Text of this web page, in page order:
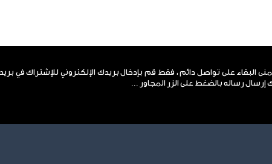
البقاء على تواصل دائم ، فقط قم بإدخال بريدك الإلكتروني للإشتراك في
إرسال رساله بالضغط على الزر المجاور ...